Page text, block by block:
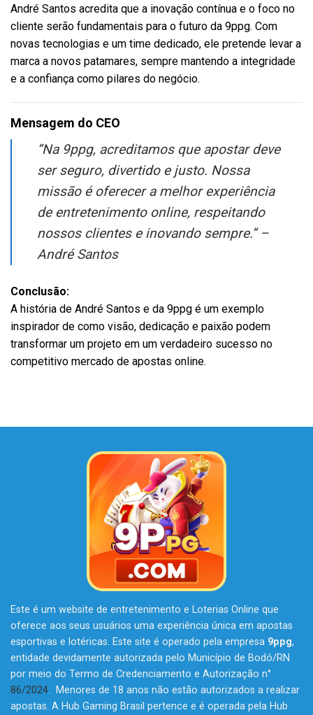
André Santos acredita que a inovação contínua e o foco no
cliente serão fundamentais para o futuro da 9ppg. Com
novas tecnologias e um time dedicado, ele pretende levar a
marca a novos patamares, sempre mantendo a integridade
e a confiança como pilares do negócio.
Mensagem do CEO
“Na 9ppg, acreditamos que apostar deve
ser seguro, divertido e justo. Nossa
missão é oferecer a melhor experiência
de entretenimento online, respeitando
nossos clientes e inovando sempre.” –
André Santos
Conclusão:
A história de André Santos e da 9ppg é um exemplo
inspirador de como visão, dedicação e paixão podem
transformar um projeto em um verdadeiro sucesso no
competitivo mercado de apostas online.
Este é um website de entretenimento e Loterias Online que
oferece aos seus usuários uma experiência única em apostas
esportivas e lotéricas. Este site é operado pela empresa 9ppg,
entidade devidamente autorizada pelo Município de Bodó/RN
por meio do Termo de Credenciamento e Autorização n°
86/2024. Menores de 18 anos não estão autorizados a realizar
apostas. A Hub Gaming Brasil pertence e é operada pela Hub